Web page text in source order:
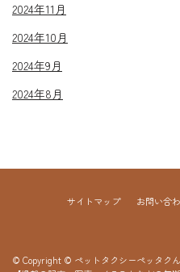
2024年11月
2024年10月
2024年9月
2024年8月
サイトマップ お問い合
© Copyright © ペットタクシーペッタク